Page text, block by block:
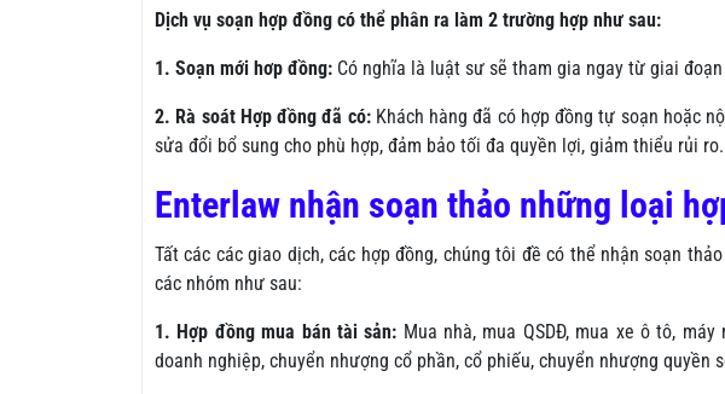
Dịch vụ soạn hợp đồng có thể phân ra làm 2 trường hợp như sau:
1. Soạn mới hơp đồng: Có nghĩa là luật sư sẽ tham gia ngay từ giai
2. Rà soát Hợp đồng đã có:Khách hàng đã có hợp đồng tự soạn hoặc
sửa đổi bổ sung cho phù hợp, đảm bảo tối đa quyền lợi, giảm thiểu rủi ro.
Enterlaw nhận soạn thảo những loại
Tất các các giao dịch, các hợp đồng, chúng tôi đề có thể nhận soạn
các nhóm như sau:
1. Hợp đồng mua bán tài sản: Mua nhà, mua QSDĐ, mua xe ô tô,
doanh nghiệp, chuyển nhượng cổ phần, cổ phiếu, chuyển nhượng quyền